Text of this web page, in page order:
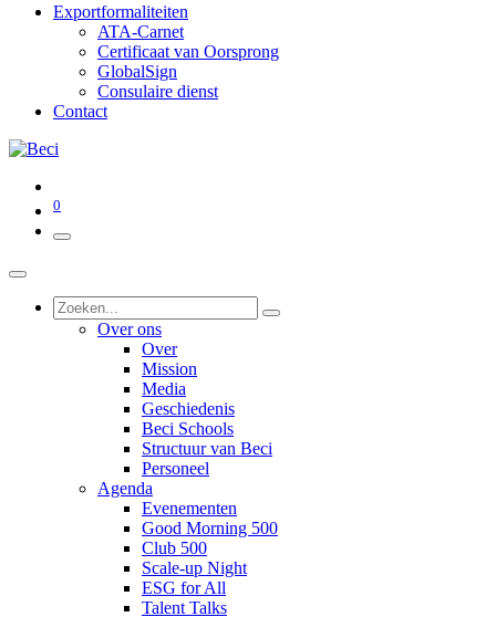
Exportformaliteiten
ATA-Carnet
Certificaat van Oorsprong
GlobalSign
Consulaire dienst
Contact
0
Over ons
Over
Mission
Media
Geschiedenis
Beci Schools
Structuur van Beci
Personeel
Agenda
Evenementen
Good Morning 500
Club 500
Scale-up Night
ESG for All
Talent Talks